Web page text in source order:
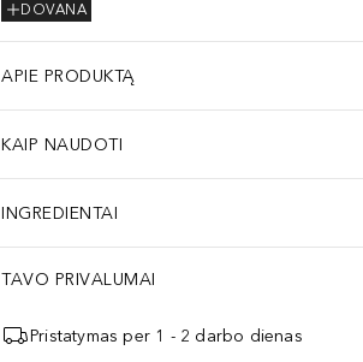
DOVANA
APIE PRODUKTĄ
KAIP NAUDOTI
INGREDIENTAI
TAVO PRIVALUMAI
Pristatymas per 1 - 2 darbo dienas